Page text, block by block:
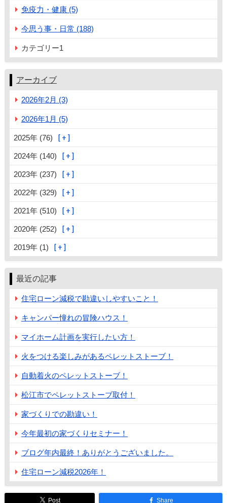
免疫力・健康 (5)
今思う事・日常 (188)
カテゴリー1
アーカイブ
2026年2月 (3)
2026年1月 (5)
2025年 (76)
2024年 (140)
2023年 (237)
2022年 (329)
2021年 (510)
2020年 (252)
2019年 (1)
最近の記事
住宅ローン減税で勘違いしやすいこと！
キャンパー憧れの冒険ハウス！
マイホーム計画を実行したい方！
火をつける楽しみがあるペレットストーブ！
自動着火のペレットストーブ！
松江市でペレットストーブ取付！
家づくりでの勘違い！
今年最初の家づくりセミナー！
ブログ年内最終！ありがとうございました。
住宅ローン減税2026年！
Post Share